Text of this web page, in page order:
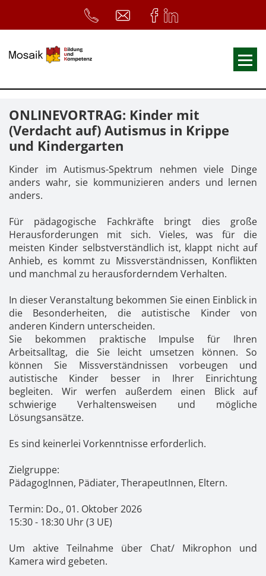
Ausbildungen
33. Heilpädagogischer Tag
Symposium
Home
Download Kursunterlagen
Kontakt News Anmelden
Registrieren
ONLINEVORTRAG: Kinder mit
(Verdacht auf) Autismus in Krippe
und Kindergarten
Kinder im Autismus-Spektrum nehmen viele Dinge
anders wahr, sie kommunizieren anders und lernen
anders.
Für pädagogische Fachkräfte bringt dies große
Herausforderungen mit sich. Vieles, was für die
meisten Kinder selbstverständlich ist, klappt nicht auf
Anhieb, es kommt zu Missverständnissen, Konflikten
und manchmal zu herausforderndem Verhalten.
In dieser Veranstaltung bekommen Sie einen Einblick in
die Besonderheiten, die autistische Kinder von
anderen Kindern unterscheiden.
Sie bekommen praktische Impulse für Ihren
Arbeitsalltag, die Sie leicht umsetzen können. So
können Sie Missverständnissen vorbeugen und
autistische Kinder besser in Ihrer Einrichtung
begleiten. Wir werfen außerdem einen Blick auf
schwierige Verhaltensweisen und mögliche
Lösungsansätze.
Es sind keinerlei Vorkenntnisse erforderlich.
Zielgruppe:
PädagogInnen, Pädiater, TherapeutInnen, Eltern.
Termin: Do., 01. Oktober 2026
15:30 - 18:30 Uhr (3 UE)
Um aktive Teilnahme über Chat/ Mikrophon und
Kamera wird gebeten.